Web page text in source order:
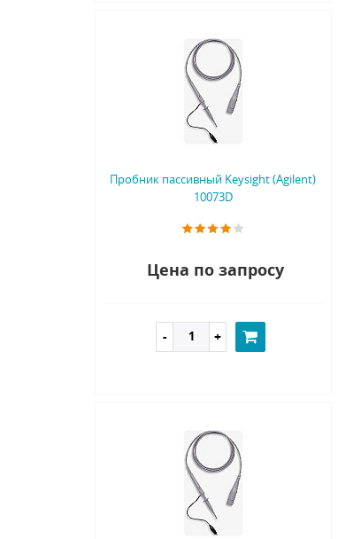
Пробник пассивный Keysight (Agilent)
10073D
Цена по запросу